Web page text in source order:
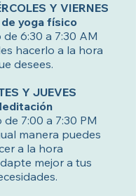
Y VIERNES
yoga físico
6:30 a 7:30 AM
hacerlo a la hora
desees.
Y JUEVES
de 7:00 a 7:30 PM
manera puedes
a la hora
mejor a tus